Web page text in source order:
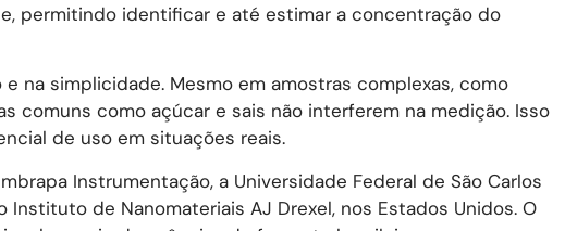
permitindo identificar e até estimar a concentração do
na simplicidade. Mesmo em amostras complexas, como
comuns como açúcar e sais não interferem na medição. Isso
de uso em situações reais.
Instrumentação, a Universidade Federal de São Carlos
Instituto de Nanomateriais AJ Drexel, nos Estados Unidos. O